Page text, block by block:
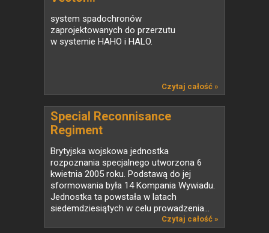
system spadochronów
zaprojektowanych do przerzutu
w systemie HAHO i HALO.
Czytaj całość »
Special Reconnisance
Regiment
Brytyjska wojskowa jednostka
rozpoznania specjalnego utworzona 6
kwietnia 2005 roku. Podstawą do jej
sformowania była 14 Kompania Wywiadu.
Jednostka ta powstała w latach
siedemdziesiątych w celu prowadzenia...
Czytaj całość »